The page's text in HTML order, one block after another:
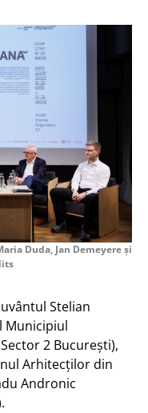
Duda, Jan Demeyere și
Stelian
Municipiul
2 București),
Arhitecților din
Andronic